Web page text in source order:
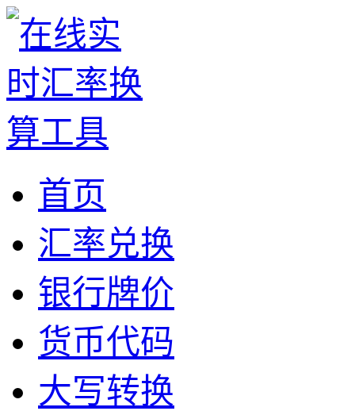
首页
汇率兑换
银行牌价
货币代码
大写转换